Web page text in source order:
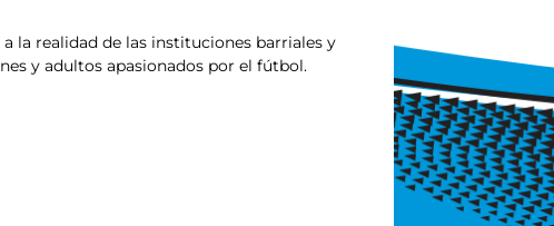
la realidad de las instituciones barriales y
y adultos apasionados por el fútbol.